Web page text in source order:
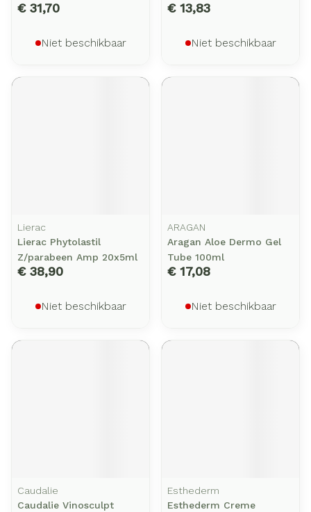
€ 31,70
Niet beschikbaar
€ 13,83
Niet beschikbaar
Lierac
Lierac Phytolastil
Z/parabeen Amp 20x5ml
€ 38,90
Niet beschikbaar
ARAGAN
Aragan Aloe Dermo Gel
Tube 100ml
€ 17,08
Niet beschikbaar
Caudalie
Caudalie Vinosculpt
Esthederm
Esthederm Creme